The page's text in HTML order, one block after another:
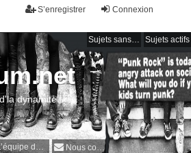
Connexion
S’enregistrer
Sujets sans réponse Sujets actifs
L’équipe du forum Nous contacter
dynamite !